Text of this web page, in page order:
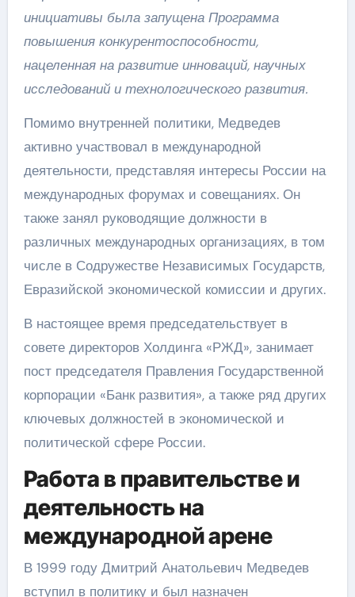
инициативы была запущена Программа
повышения конкурентоспособности,
нацеленная на развитие инноваций, научных
исследований и технологического развития.
Помимо внутренней политики, Медведев
активно участвовал в международной
деятельности, представляя интересы России на
международных форумах и совещаниях. Он
также занял руководящие должности в
различных международных организациях, в том
числе в Содружестве Независимых Государств,
Евразийской экономической комиссии и других.
В настоящее время председательствует в
совете директоров Холдинга «РЖД», занимает
пост председателя Правления Государственной
корпорации «Банк развития», а также ряд других
ключевых должностей в экономической и
политической сфере России.
Работа в правительстве и
деятельность на
международной арене
В 1999 году Дмитрий Анатольевич Медведев
вступил в политику и был назначен